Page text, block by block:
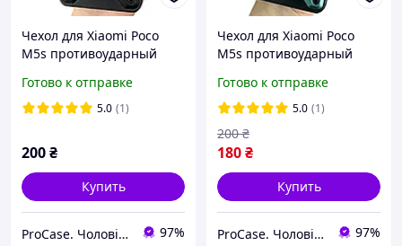
Чехол для Xiaomi Poco
M5s противоударный
камеры черный
Готово к отправке
5.0 (1)
200₴
Купить
ProCase. Чоловічі чохли 97%
Чехол для Xiaomi Poco
M5s противоударный
камеры зеленый
Готово к отправке
5.0 (1)
180₴
200 ₴
Купить
ProCase. Чоловічі чохли 97%